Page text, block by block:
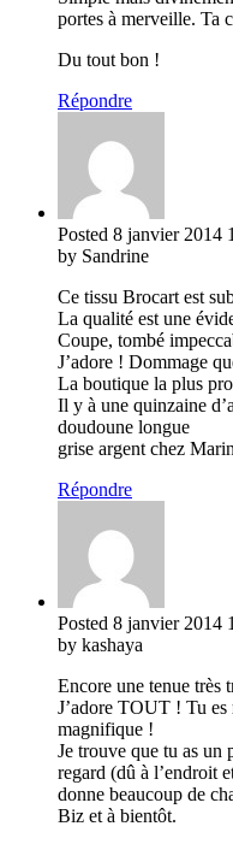
portes à merveille. Ta
Du tout bon !
Répondre
Posted 8 janvier 2014
by Sandrine
Ce tissu Brocart est
La qualité est une
Coupe, tombé
J’adore ! Dommage
La boutique la plus
Il y à une quinzaine
doudoune longue
grise argent chez
Répondre
Posted 8 janvier 2014
by kashaya
Encore une tenue très
J’adore TOUT ! Tu es
magnifique !
Je trouve que tu as un
regard (dû à l’endroit
donne beaucoup de
Biz et à bientôt.